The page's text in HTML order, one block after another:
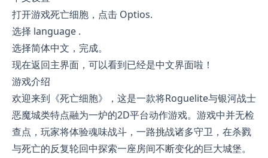
打开游戏死亡细胞，点击 Optios.
选择 language .
选择简体中文，完成。
现在返回主界面，可以看到已经是中文界面啦！
游戏介绍
欢迎来到《死亡细胞》，这是一款将Roguelite与银河战士
恶魔城类特点融为一炉的2D平台动作游戏。游戏中并无检
查点，玩家将体验魂味战斗，一路挑战诸多守卫，在杀戮
与死亡的反复轮回中探索一座房间不断变化的巨大城堡。